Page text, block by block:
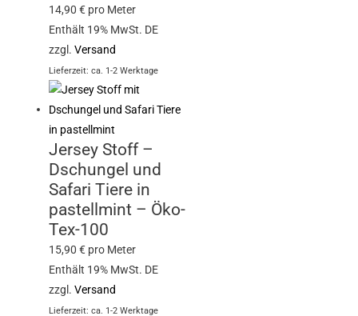
14,90€ pro Meter
Enthält 19% MwSt. DE
zzgl.Versand
Lieferzeit: ca. 1-2 Werktage
Jersey Stoff –
Dschungel und
Safari Tiere in
pastellmint – Öko-
Tex-100
15,90€ pro Meter
Enthält 19% MwSt. DE
zzgl.Versand
Lieferzeit: ca. 1-2 Werktage